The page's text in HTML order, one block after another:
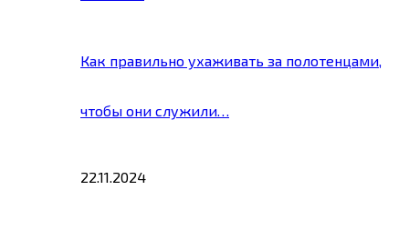
Как правильно ухаживать за полотенцами,
чтобы они служили…
22.11.2024